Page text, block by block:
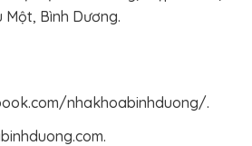
Bình Dương.
nhakhoabinhduong/.